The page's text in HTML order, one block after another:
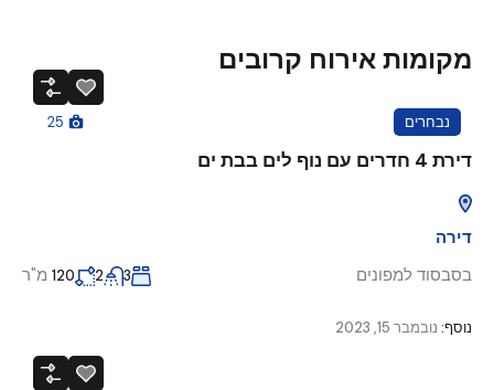
מקומות אירוח קרובים
נבחרים 25
דירת 4 חדרים עם נוף לים בבת ים
דירה
בסבסוד למפונים
3
2
120 מ"ר
נוסף: נובמבר 15, 2023